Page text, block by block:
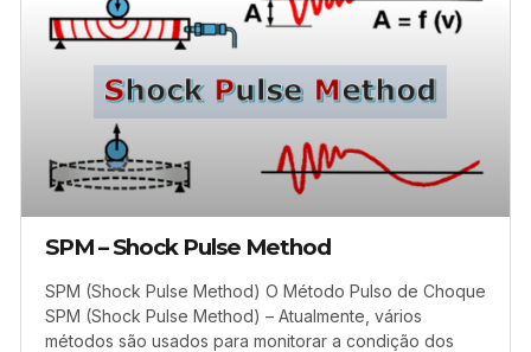
SPM – Shock Pulse Method
SPM (Shock Pulse Method) O Método Pulso de Choque
SPM (Shock Pulse Method) – Atualmente, vários
métodos são usados para monitorar a condição dos